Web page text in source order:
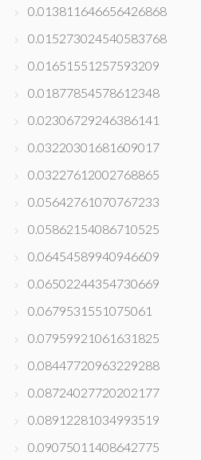
0.013811646656426868
0.015273024540583768
0.01651551257593209
0.01877854578612348
0.02306729246386141
0.03220301681609017
0.03227612002768865
0.05642761070767233
0.05862154086710525
0.06454589940946609
0.06502244354730669
0.0679531551075061
0.07959921061631825
0.08447720963229288
0.08724027720202177
0.08912281034993519
0.09075011408642775